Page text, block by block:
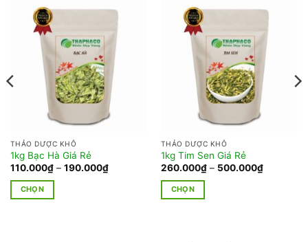
THẢO DƯỢC KHÔ
1kg Bạc Hà Giá Rẻ
110.000₫ – 190.000₫Khoảng
giá:
CHỌN
THẢO DƯỢC KHÔ
1kg Tim Sen Giá Rẻ
260.000₫ – 500.000₫Khoảng
giá:
CHỌN